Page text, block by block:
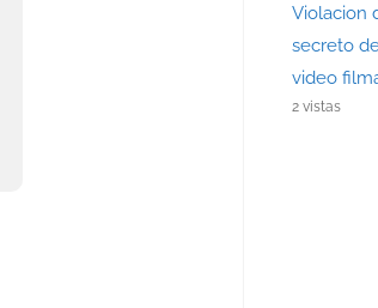
Violacion
secreto
video
2 vistas